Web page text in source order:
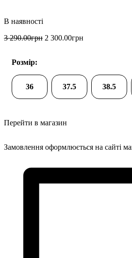
3 290.00грн 2 300.00грн
Розмір:
36 37.5 38.5
Перейти в магазин
Замовлення оформлюється на сайті